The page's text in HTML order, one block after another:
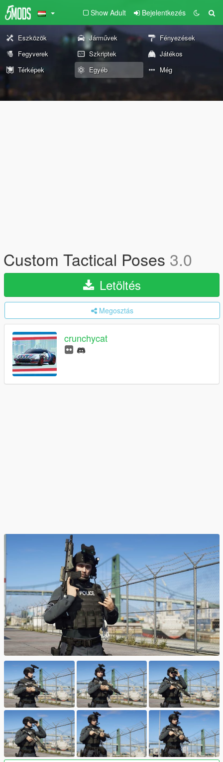
Show Adult Bejelentkezés
Eszközök Járművek
Fényezések
Fegyverek
Szkriptek
Játékos
Térképek
Egyéb Még
Custom Tactical Poses 3.0
Letöltés
Megosztás
crunchycat